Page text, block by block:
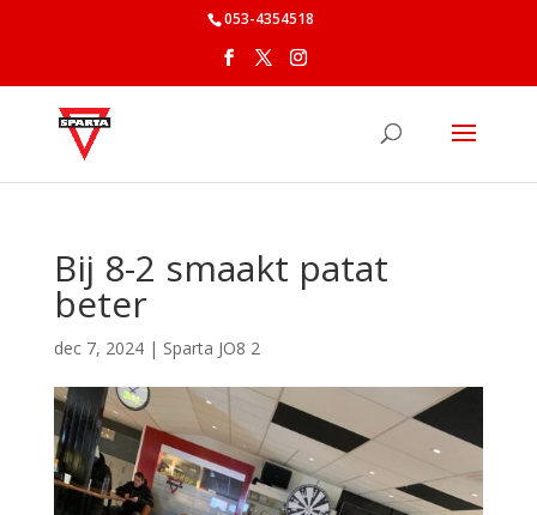
053-4354518
Bij 8-2 smaakt patat
beter
dec 7, 2024| Sparta JO8 2